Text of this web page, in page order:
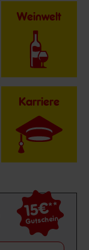
Weinwelt
Karriere
15€**
Gutschein